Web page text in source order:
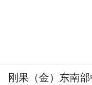
刚果（金）东南